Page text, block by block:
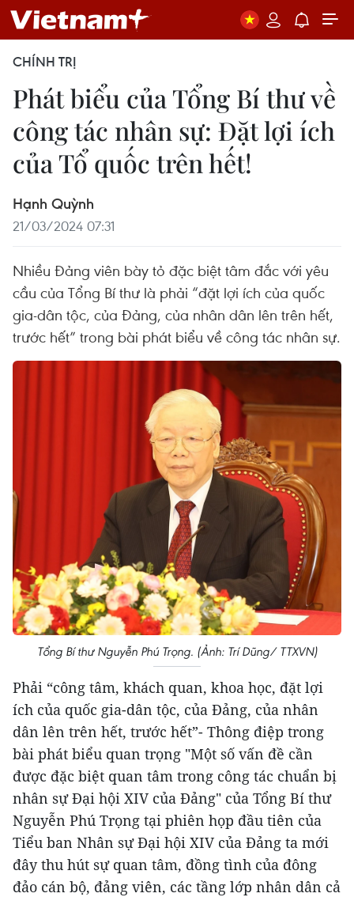
CHÍNH TRỊ
Phát biểu của Tổng Bí thư về
công tác nhân sự: Đặt lợi ích
của Tổ quốc trên hết!
Hạnh Quỳnh
21/03/2024 07:31
Nhiều Đảng viên bày tỏ đặc biệt tâm đắc với yêu
cầu của Tổng Bí thư là phải “đặt lợi ích của quốc
gia-dân tộc, của Đảng, của nhân dân lên trên hết,
trước hết” trong bài phát biểu về công tác nhân sự.
Tổng Bí thư Nguyễn Phú Trọng. (Ảnh: Trí Dũng/ TTXVN)
Phải “công tâm, khách quan, khoa học, đặt lợi
ích của quốc gia-dân tộc, của Đảng, của nhân
dân lên trên hết, trước hết”- Thông điệp trong
bài phát biểu quan trọng "Một số vấn đề cần
được đặc biệt quan tâm trong công tác chuẩn bị
nhân sự Đại hội XIV của Đảng" của Tổng Bí thư
Nguyễn Phú Trọng tại phiên họp đầu tiên của
Tiểu ban Nhân sự Đại hội XIV của Đảng ta mới
đây thu hút sự quan tâm, đồng tình của đông
đảo cán bộ, đảng viên, các tầng lớp nhân dân cả